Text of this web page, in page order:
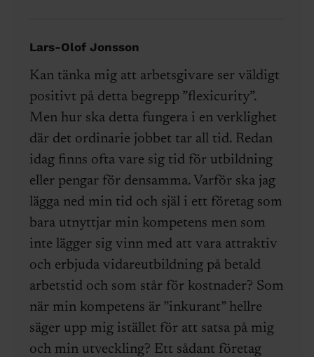
Lars-Olof Jonsson
Kan tänka mig att arbetsgivare ser väldigt
positivt på detta begrepp ”flexicurity”.
Men hur ska detta fungera i en verklighet
där det ordinarie jobbet tar all tid. Redan
idag finns ofta vare sig tid för utbildning
eller pengar för densamma. Varför ska jag
lägga ned min tid och själ i ett företag som
bara utnyttjar min kompetens men som
inte lägger sig vinn med att vara attraktiv
och erbjuda vidareutbildning på betald
arbetstid och som står för kostnader? Som
när min kompetens är ”inkurant” hellre
säger upp mig istället för att satsa på mig
och min utveckling? Ett sådant företag